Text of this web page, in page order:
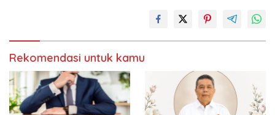
Rekomendasi untuk kamu